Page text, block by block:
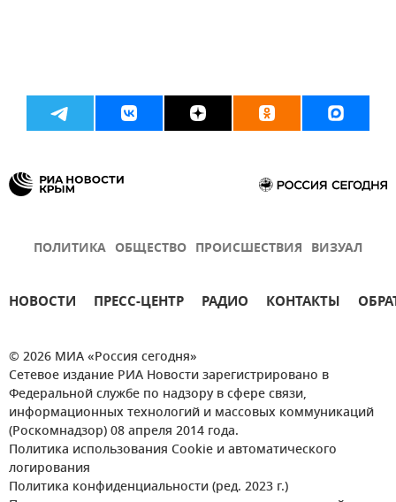
ПОЛИТИКА ОБЩЕСТВО ПРОИСШЕСТВИЯ ВИЗУАЛ
НОВОСТИ ПРЕСС-ЦЕНТР РАДИО КОНТАКТЫ
© 2026 МИА «Россия сегодня»
Сетевое издание РИА Новости зарегистрировано в
Федеральной службе по надзору в сфере связи,
информационных технологий и массовых коммуникаций
(Роскомнадзор) 08 апреля 2014 года.
Политика использования Cookie и автоматического
логирования
Политика конфиденциальности (ред. 2023 г.)